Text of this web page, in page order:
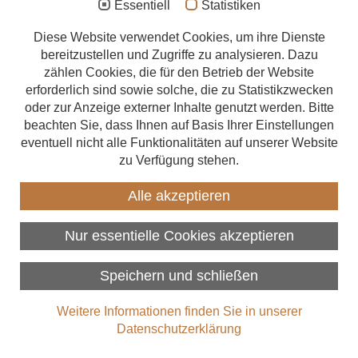
Aufstockung
Anbau
Energetische Sanierung
Förderungen
Beratungsangebote
Über uns
Aufstockung
Weiterlesen
Energetische Sanierung
Essentiell Statistiken
Diese Website verwendet Cookies, um ihre Dienste
bereitzustellen und Zugriffe zu analysieren. Dazu
zählen Cookies, die für den Betrieb der Website
erforderlich sind sowie solche, die zu Statistikzwecken
oder zur Anzeige externer Inhalte genutzt werden. Bitte
beachten Sie, dass Ihnen auf Basis Ihrer Einstellungen
eventuell nicht alle Funktionalitäten auf unserer Website
zu Verfügung stehen.
Alle akzeptieren
Nur essentielle Cookies akzeptieren
Speichern und schließen
Weitere Informationen finden Sie in unserer
Datenschutzerklärung